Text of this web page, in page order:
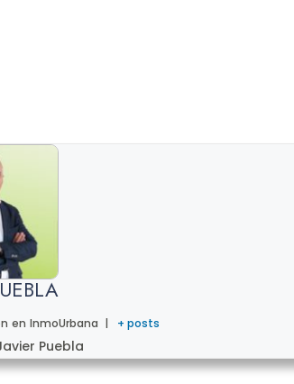
en InmoUrbana | + posts
Puebla